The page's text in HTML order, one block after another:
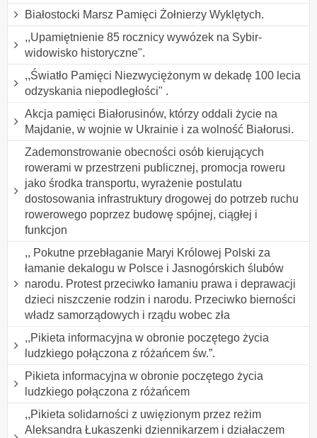
Białostocki Marsz Pamięci Żołnierzy Wyklętych.
,,Upamiętnienie 85 rocznicy wywózek na Sybir-
widowisko historyczne".
,,Światło Pamięci Niezwyciężonym w dekadę 100 lecia
odzyskania niepodległości" .
Akcja pamięci Białorusinów, którzy oddali życie na
Majdanie, w wojnie w Ukrainie i za wolność Białorusi.
Zademonstrowanie obecności osób kierujących
rowerami w przestrzeni publicznej, promocja roweru
jako środka transportu, wyrażenie postulatu
dostosowania infrastruktury drogowej do potrzeb ruchu
rowerowego poprzez budowę spójnej, ciągłej i
funkcjon
,, Pokutne przebłaganie Maryi Królowej Polski za
łamanie dekalogu w Polsce i Jasnogórskich ślubów
narodu. Protest przeciwko łamaniu prawa i deprawacji
dzieci niszczenie rodzin i narodu. Przeciwko bierności
władz samorządowych i rządu wobec zła
,,Pikieta informacyjna w obronie poczętego życia
ludzkiego połączona z różańcem św.”.
Pikieta informacyjna w obronie poczętego życia
ludzkiego połączona z różańcem
,,Pikieta solidarności z uwięzionym przez reżim
Aleksandra Łukaszenki dziennikarzem i działaczem